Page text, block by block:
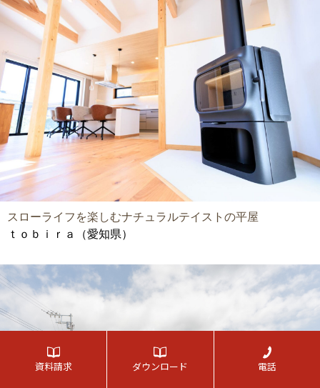
スローライフを楽しむナチュラルテイストの平屋
ｔｏｂｉｒａ（愛知県）
資料請求 ダウンロード 電話